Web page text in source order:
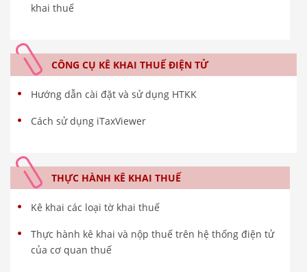
khai thuế
CÔNG CỤ KÊ KHAI THUẾ ĐIỆN TỬ
Hướng dẫn cài đặt và sử dụng HTKK
Cách sử dụng iTaxViewer
THỰC HÀNH KÊ KHAI THUẾ
Kê khai các loại tờ khai thuế
Thực hành kê khai và nộp thuế trên hệ thống điện tử
của cơ quan thuế